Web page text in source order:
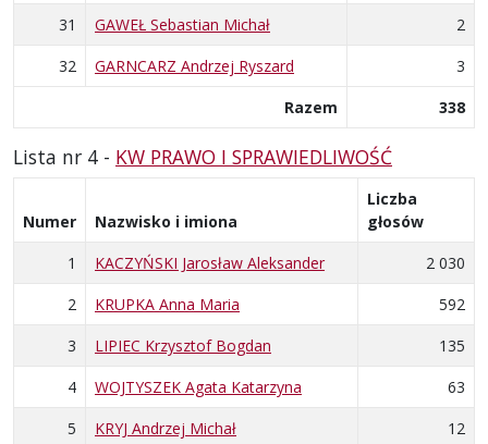
31
GAWEŁ Sebastian Michał
2
32
GARNCARZ Andrzej Ryszard
3
Razem
338
Lista nr 4 - KW PRAWO I SPRAWIEDLIWOŚĆ
Numer Nazwisko i imiona
Liczba
głosów
1
KACZYŃSKI Jarosław Aleksander
2 030
2
KRUPKA Anna Maria
592
3
LIPIEC Krzysztof Bogdan
135
4
WOJTYSZEK Agata Katarzyna
63
5
KRYJ Andrzej Michał
12